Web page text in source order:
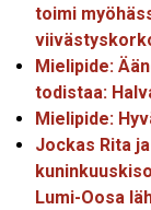
toimi
Mielipide:
todistaa:
Mielipide:
Jockas Rita
Lumi-Oosa